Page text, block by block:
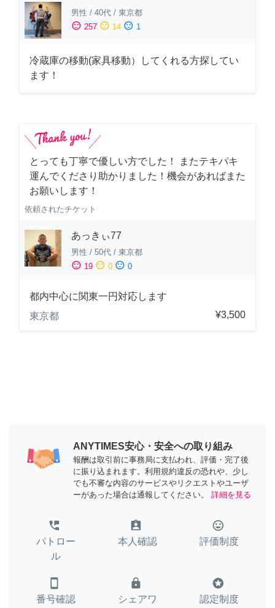
男性 / 40代 / 東京都
sentiment_satisfied 257 sentiment_neutral 14 sentiment_dissatisfied 1
冷蔵庫の移動(家具移動）してくれる方探してい
ます！
とっても丁寧で優しい方でした！ またテキパキ
運んでくださり助かりました！機会があればまた
お願いします！
依頼されたチケット
あっきぃ77
男性 / 50代 / 東京都
sentiment_satisfied 19 sentiment_neutral 0 sentiment_dissatisfied 0
都内中心に関東一円対応します
東京都
¥3,500
ANYTIMES安心・安全への取り組み
報酬は取引前に事務局に支払われ、評価・完了後
に振り込まれます。利用規約違反の恐れや、少し
でも不審な内容のサービスやリクエストやユーザ
ーがあった場合は通報してください。
詳細を見る
perm_phone_msg
パトロー
ル
assignment_ind
本人確認
tag_faces
評価制度
smartphone
番号確認
lock
シェアワ
stars
認定制度